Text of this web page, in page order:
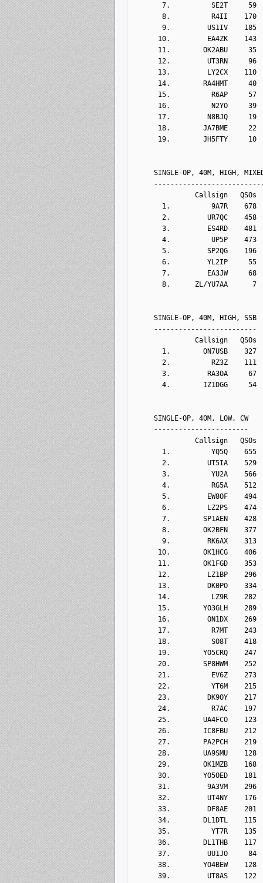
7.          SE2T     59
8.          R4II    170
9.         US1IV    185
10.         EA4ZK    143
11.        OK2ABU     35
12.         UT3RN     96
13.         LY2CX    110
14.        RA4HMT     40
15.          R6AP     57
16.          N2YO     39
17.         N8BJQ     19
18.        JA7BME     22
19.        JH5FTY     10
SINGLE-OP, 40M, HIGH,
Callsign   QSOs  Points
1.          9A7R    678
2.         UR7QC    458
3.         ES4RD    481
4.          UP5P    473
5.         SP2QG    196
6.         YL2IP     55
7.         EA3JW     68
8.      ZL/YU7AA      7
SINGLE-OP, 40M, HIGH, SSB
-------------------------
Callsign   QSOs  Points
1.        ON7USB    327
2.          RZ3Z    111
3.         RA3OA     67
4.        IZ1DGG     54
SINGLE-OP, 40M, LOW, CW
-----------------------
Callsign   QSOs  Points
1.          YQ5Q    655
2.         UT5IA    529
3.          YU2A    566
4.          RG5A    512
5.         EW8OF    494
6.         LZ2PS    474
7.        SP1AEN    428
8.        OK2BFN    377
9.         RK6AX    313
10.        OK1HCG    406
11.        OK1FGD    353
12.         LZ1BP    296
13.         DK0PO    334
14.          LZ9R    282
15.        YO3GLH    289
16.         ON1DX    269
17.          R7MT    243
18.          SO8T    418
19.        YO5CRQ    247
20.        SP8HWM    252
21.          EV6Z    273
22.          YT6M    215
23.         DK9OY    217
24.          R7AC    197
25.        UA4FCO    123
26.        IC8FBU    212
27.        PA2PCH    219
28.        UA9SMU    128
29.        OK1MZB    168
30.        YO5OED    181
31.         9A3VM    296
32.         UT4NY    176
33.         DF8AE    201
34.        DL1DTL    115
35.          YT7R    135
36.        DL1THB    117
37.         UU1JO     84
38.        YO4BEW    128
39.         UT8AS    122